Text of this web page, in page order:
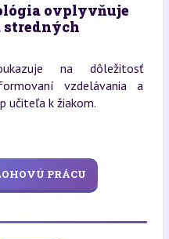
ovplyvňuje
stredných
na dôležitosť
vzdelávania a
učiteľa k žiakom.
PRÁCU